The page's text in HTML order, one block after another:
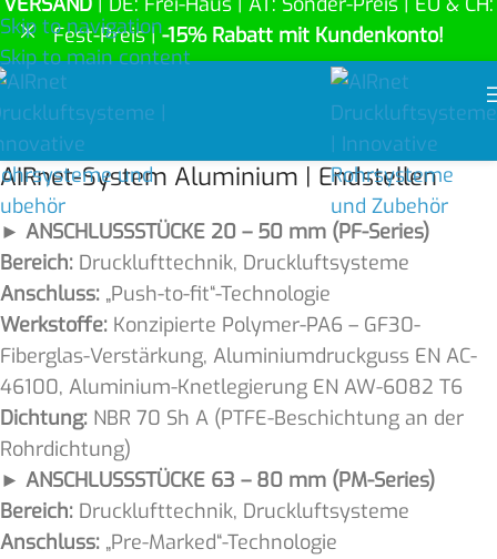
Skip to navigation
Skip to main content
Fest-Preis |-15% Rabatt mit Kundenkonto!
AIRnet-System Aluminium | Endstellen
► ANSCHLUSSSTÜCKE 20 – 50 mm (PF-Series)
Bereich: Drucklufttechnik, Druckluftsysteme
Anschluss: „Push-to-fit“-Technologie
Werkstoffe: Konzipierte Polymer-PA6 – GF30-
Fiberglas-Verstärkung, Aluminiumdruckguss EN AC-
46100, Aluminium-Knetlegierung EN AW-6082 T6
Dichtung: NBR 70 Sh A (PTFE-Beschichtung an der
Rohrdichtung)
► ANSCHLUSSSTÜCKE 63 – 80 mm (PM-Series)
Bereich: Drucklufttechnik, Druckluftsysteme
Anschluss: „Pre-Marked“-Technologie